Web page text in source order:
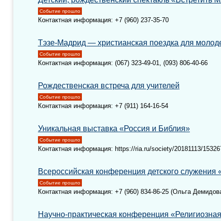
Событие прошло
Контактная информация: +7 (960) 237-35-70
Тэзе-Мадрид — христианская поездка для
Событие прошло
Контактная информация: (067) 323-49-01, (093) 806-40-66
Рождественская встреча для учителей
Событие прошло
Контактная информация: +7 (911) 164-16-54
Уникальная выставка «Россия и Библия»
Событие прошло
Контактная информация: https://ria.ru/society/20181113/
Всероссийская конференция детского
Событие прошло
Контактная информация: +7 (960) 834-86-25 (Ольга
Научно-практическая конференция